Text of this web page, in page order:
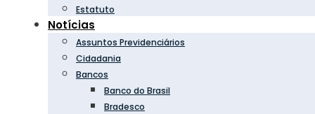
Estatuto
Notícias
Assuntos Previdenciários
Cidadania
Bancos
Banco do Brasil
Bradesco